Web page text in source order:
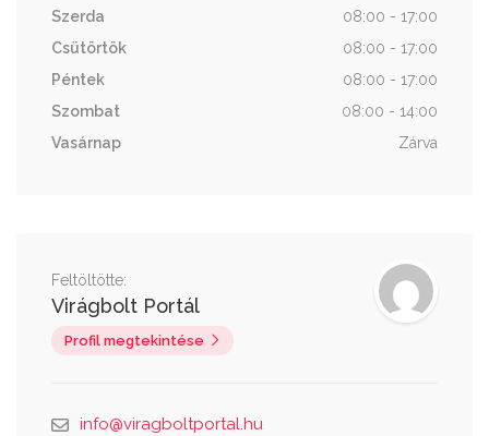
Szerda
08:00 - 17:00
Csütörtök
08:00 - 17:00
Péntek
08:00 - 17:00
Szombat
08:00 - 14:00
Vasárnap
Zárva
Feltöltötte:
Virágbolt Portál
Profil megtekintése
info@viragboltportal.hu